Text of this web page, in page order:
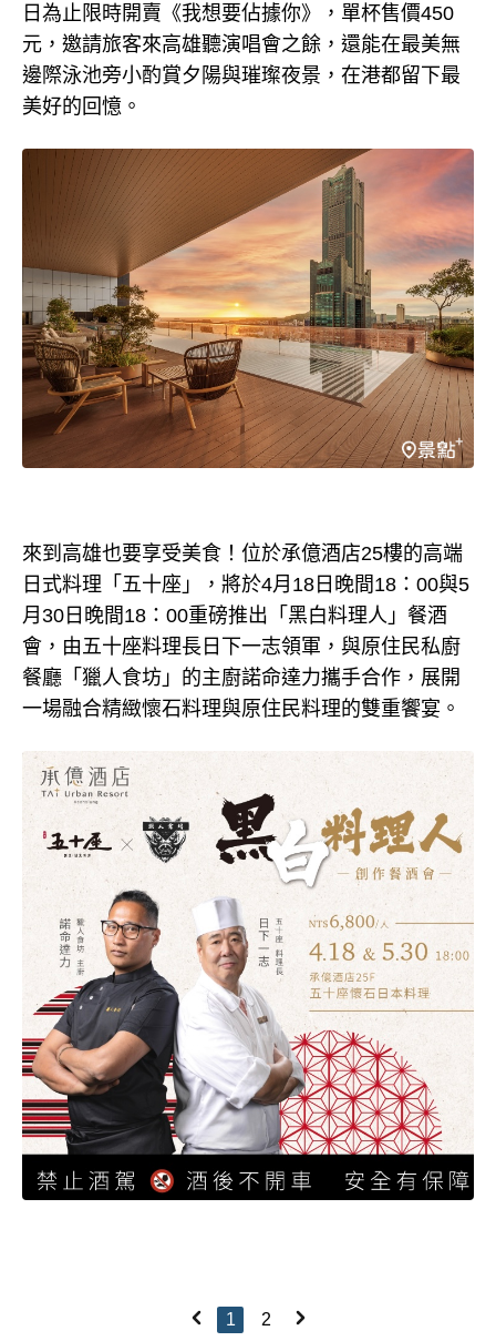
日為止限時開賣《我想要佔據你》，單杯售價450
元，邀請旅客來高雄聽演唱會之餘，還能在最美無
邊際泳池旁小酌賞夕陽與璀璨夜景，在港都留下最
美好的回憶。
來到高雄也要享受美食！位於承億酒店25樓的高端
日式料理「五十座」，將於4月18日晚間18：00與5
月30日晚間18：00重磅推出「黑白料理人」餐酒
會，由五十座料理長日下一志領軍，與原住民私廚
餐廳「獵人食坊」的主廚諾命達力攜手合作，展開
一場融合精緻懷石料理與原住民料理的雙重饗宴。
1 2